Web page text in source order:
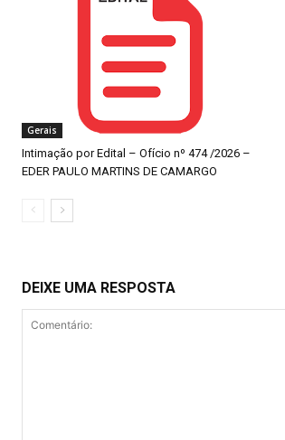
Gerais
Intimação por Edital – Ofício nº 474 /2026 –
EDER PAULO MARTINS DE CAMARGO
DEIXE UMA RESPOSTA